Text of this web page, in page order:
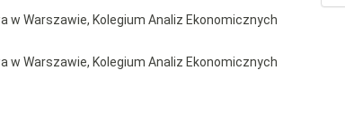
w Warszawie, Kolegium Analiz Ekonomicznych
w Warszawie, Kolegium Analiz Ekonomicznych